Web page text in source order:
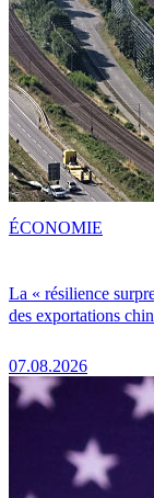
La « résilience
des exportations
07.08.2026
ÉCONOMIE